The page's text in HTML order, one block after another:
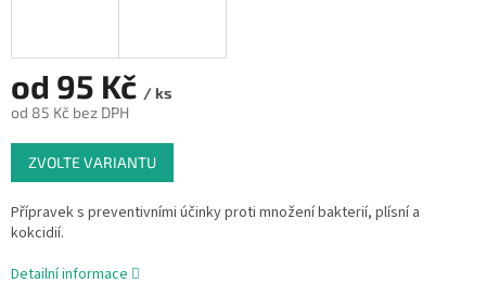
od 95 Kč / ks
od 85 Kč bez DPH
Měrná
cena:
ZVOLTE VARIANTU
Přípravek s preventivními účinky proti množení bakterií, plísní a
kokcidií.
Detailní informace